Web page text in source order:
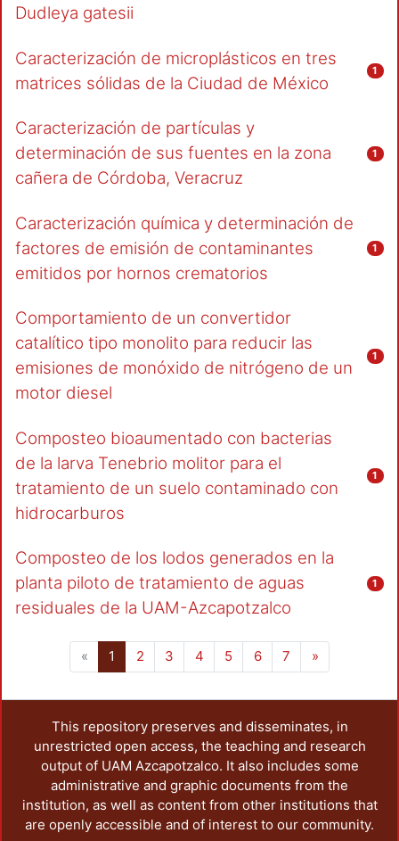
Dudleya gatesii
Caracterización de microplásticos en tres
matrices sólidas de la Ciudad de México
1
Caracterización de partículas y
determinación de sus fuentes en la zona
cañera de Córdoba, Veracruz
1
Caracterización química y determinación de
factores de emisión de contaminantes
emitidos por hornos crematorios
1
Comportamiento de un convertidor
catalítico tipo monolito para reducir las
emisiones de monóxido de nitrógeno de un
motor diesel
1
Composteo bioaumentado con bacterias
de la larva Tenebrio molitor para el
tratamiento de un suelo contaminado con
hidrocarburos
1
Composteo de los lodos generados en la
planta piloto de tratamiento de aguas
residuales de la UAM-Azcapotzalco
1
« 1 (current)
2 3 4 5 6 7 »
This repository preserves and disseminates, in
unrestricted open access, the teaching and research
output of UAM Azcapotzalco. It also includes some
administrative and graphic documents from the
institution, as well as content from other institutions that
are openly accessible and of interest to our community.